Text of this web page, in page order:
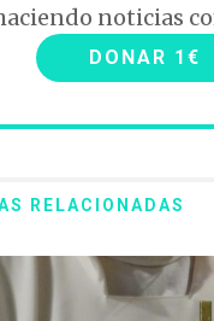
noticias
DONAR 1€
RELACIONADAS